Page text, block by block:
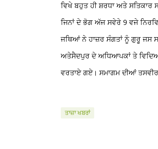
ਵਿਖੇ ਬਹੁਤ ਹੀ ਸ਼ਰਧਾ ਅਤੇ ਸਤਿਕਾਰ
ਜਿਨਾਂ ਦੇ ਭੋਗ ਅੱਜ ਸਵੇਰੇ 9 ਵਜੇ
ਜਥਿਆਂ ਨੇ ਹਾਜ਼ਰ ਸੰਗਤਾਂ ਨੂੰ ਗੁਰੂ ਜਸ
ਅਤੇਸੈਦਪੁਰ ਦੇ ਅਧਿਆਪਕਾਂ ਤੇ
ਵਰਤਾਏ ਗਏ। ਸਮਾਗਮ ਦੀਆਂ
ਤਾਜ਼ਾ ਖਬਰਾਂ